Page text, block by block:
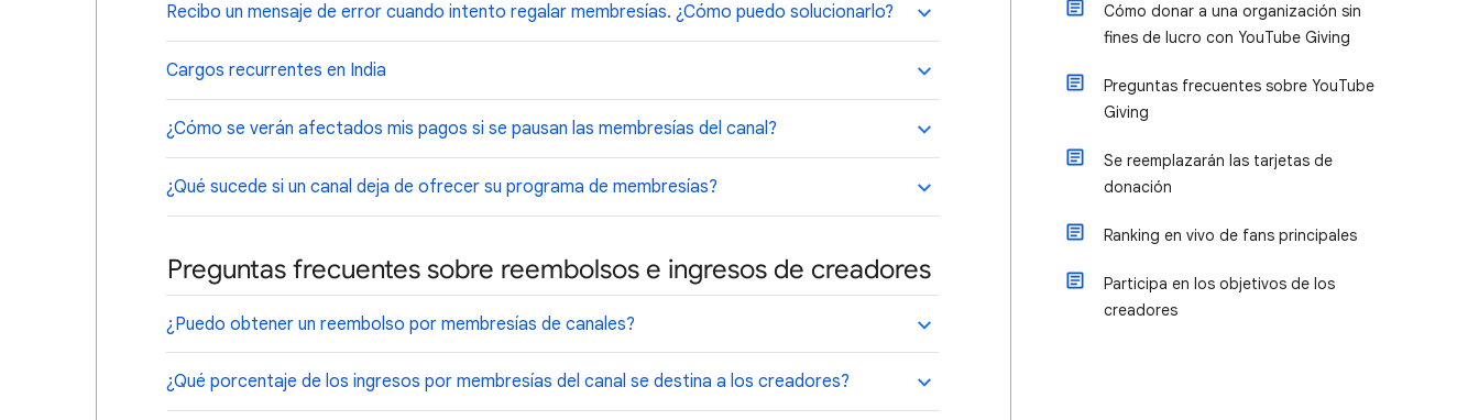
Recibo un mensaje de error cuando intento regalar membresías. ¿Cómo puedo solucionarlo?
Cargos recurrentes en India
¿Cómo se verán afectados mis pagos si se pausan las membresías del canal?
¿Qué sucede si un canal deja de ofrecer su programa de membresías?
Preguntas frecuentes sobre reembolsos e ingresos de creadores
¿Puedo obtener un reembolso por membresías de canales?
¿Qué porcentaje de los ingresos por membresías del canal se destina a los creadores?
Cómo donar a una organización sin
fines de lucro con YouTube Giving
Preguntas frecuentes sobre YouTube
Giving
Se reemplazarán las tarjetas de
donación
Ranking en vivo de fans principales
Participa en los objetivos de los
creadores